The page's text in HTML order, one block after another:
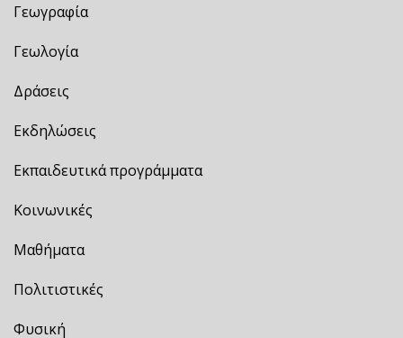
Γεωγραφία
Γεωλογία
Δράσεις
Εκδηλώσεις
Εκπαιδευτικά προγράμματα
Κοινωνικές
Μαθήματα
Πολιτιστικές
Φυσική